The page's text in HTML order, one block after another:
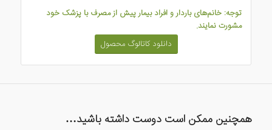
توجه: خانم‌های باردار و افراد بیمار پیش از مصرف با پزشک خود
مشورت نمایند.
دانلود کاتالوگ محصول
همچنین ممکن است دوست داشته باشید…